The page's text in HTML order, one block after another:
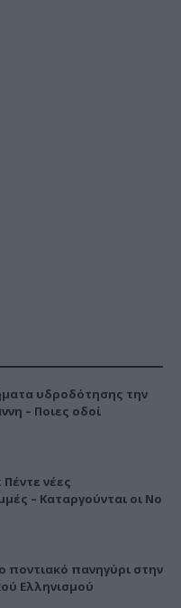
υδροδότησης την
– Ποιες οδοί
νέες
– Καταργούνται οι Νο
ποντιακό πανηγύρι στην
Ελληνισμού